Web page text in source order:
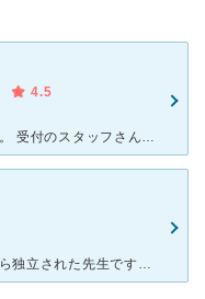
4.5
風邪やめまいなどで何度か通院しました。 受付のスタッフさんの対応はまあまあといった感じです。案内してくれるスタッフさんは良かったです。 診察室には大きなパソコンがあり、見た目だけですが、進んでいる
永平寺町では、ここ数年で評判の医大から独立された先生です。 お年寄りにも子供にも優しいし分かりやすい説明をしてくれるので患者としても有難いです。 駐車場にも道路から入りやすいのですが、数が